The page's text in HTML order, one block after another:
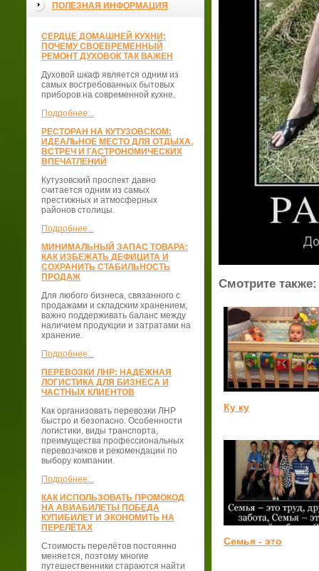
ПОЛЕЗНАЯ ИНФОРМАЦИЯ
СЕРДЦЕ ДОМАШНЕЙ КУХНИ:
ПОЧЕМУ СВОЕВРЕМЕННЫЙ
РЕМОНТ ДУХОВОК ТАК ВАЖЕН
Духовой шкаф является одним из
самых востребованных бытовых
приборов на современной кухне.
Подробнее...
РЕСТОРАН НА КУТУЗОВСКОМ:
ИДЕАЛЬНОЕ МЕСТО ДЛЯ ОТДЫХА,
ВСТРЕЧ И ГАСТРОНОМИЧЕСКИХ
ВПЕЧАТЛЕНИЙ
Кутузовский проспект давно
считается одним из самых
престижных и атмосферных
районов столицы.
Подробнее...
МИНИМАЛЬНЫЙ ЗАПАС ТОВАРА:
КАК ИЗБЕЖАТЬ ДЕФИЦИТА И
СОХРАНИТЬ СТАБИЛЬНОСТЬ
ПРОДАЖ
Для любого бизнеса, связанного с
продажами и складским хранением,
важно поддерживать баланс между
наличием продукции и затратами на
хранение.
Подробнее...
ПЕРЕВОЗКИ ЛНР: НАДЕЖНАЯ
ЛОГИСТИКА ДЛЯ БИЗНЕСА И
ЧАСТНЫХ КЛИЕНТОВ
Как организовать перевозки ЛНР
быстро и безопасно. Особенности
логистики, виды транспорта,
преимущества профессиональных
перевозчиков и рекомендации по
выбору компании.
Подробнее...
КАК ИСПОЛЬЗОВАТЬ ПРОМОКОД
НА АВИАБИЛЕТЫ ПОБЕДА
КУПИБИЛЕТ И ЭКОНОМИТЬ НА
ПЕРЕЛЁТАХ
Стоимость перелётов постоянно
меняется, поэтому многие
путешественники стараются найти
Смотрите также:
Ку ку
Семья - это